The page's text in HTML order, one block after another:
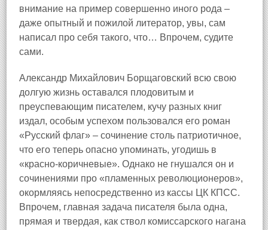
внимание на пример совершенно иного рода –
даже опытный и пожилой литератор, увы, сам
написал про себя такого, что… Впрочем, судите
сами.
Александр Михайлович Борщаговский всю свою
долгую жизнь оставался плодовитым и
преуспевающим писателем, кучу разных книг
издал, особым успехом пользовался его роман
«Русский флаг» – сочинение столь патриотичное,
что его теперь опасно упоминать, угодишь в
«красно‑коричневые». Однако не гнушался он и
сочинениями про «пламенных революционеров»,
окормляясь непосредственно из кассы ЦК КПСС.
Впрочем, главная задача писателя была одна,
прямая и твердая, как ствол комиссарского нагана